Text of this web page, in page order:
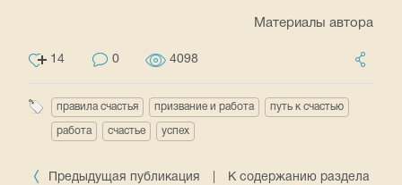
Материалы автора
14 0 4098
правила счастья призвание и работа путь к счастью
работа счастье успех
Предыдущая публикация
К содержанию раздела